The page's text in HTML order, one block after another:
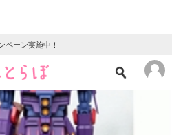
ペーン実施中！
ニュース